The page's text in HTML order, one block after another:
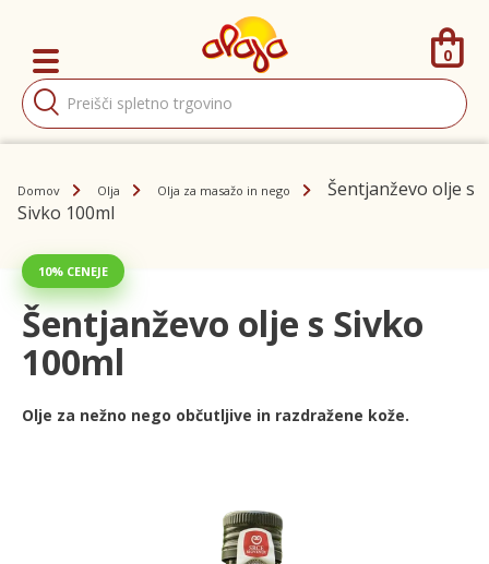
Products
search
0
Domov Olja Olja za masažo in nego
Šentjanževo olje s
Sivko 100ml
10% CENEJE
Šentjanževo olje s Sivko
100ml
Olje za nežno nego občutljive in razdražene kože.